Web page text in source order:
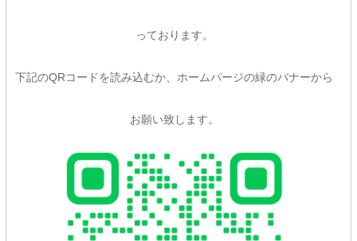
っております。
下記のQRコードを読み込むか、ホームパージの緑のバナーから
お願い致します。